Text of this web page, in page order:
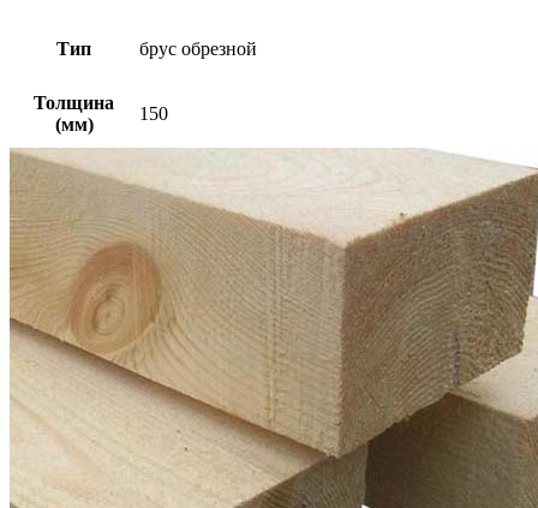
Тип брус обрезной
Толщина
(мм)
150